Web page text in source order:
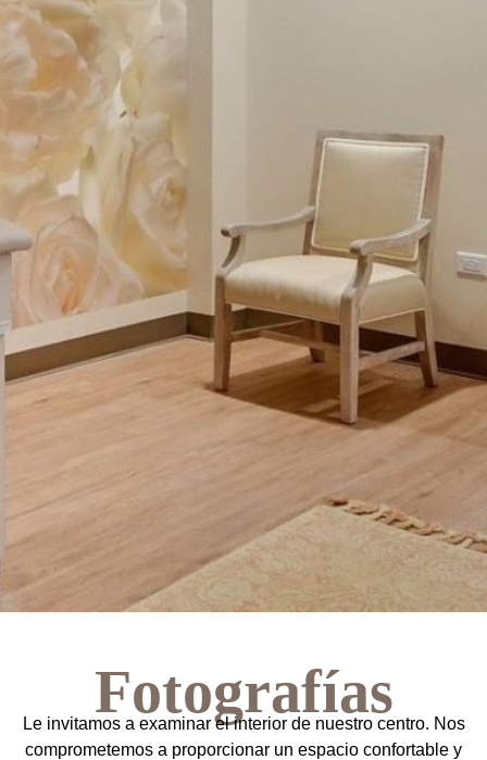
Fotografías
Le invitamos a examinar el interior de nuestro centro. Nos
comprometemos a proporcionar un espacio confortable y